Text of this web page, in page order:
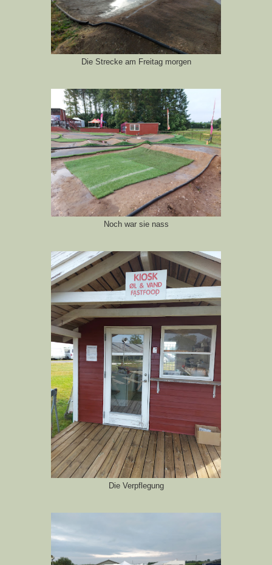
Die Strecke am Freitag morgen
Noch war sie nass
Die Verpflegung